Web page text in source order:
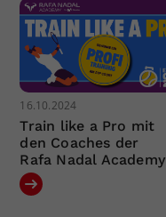
16.10.2024
Train like a Pro mit
den Coaches der
Rafa Nadal Academy